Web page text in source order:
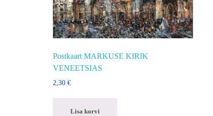
Postkaart MARKUSE KIRIK
VENEETSIAS
2,30 €
Lisa korvi